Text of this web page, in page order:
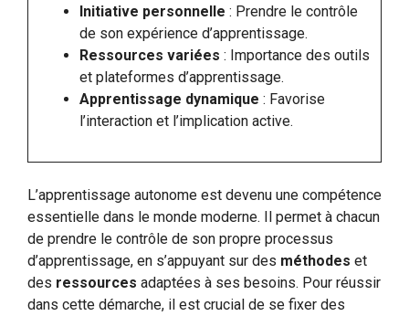
Initiative personnelle : Prendre le contrôle
de son expérience d’apprentissage.
Ressources variées : Importance des outils
et plateformes d’apprentissage.
Apprentissage dynamique : Favorise
l’interaction et l’implication active.
L’apprentissage autonome est devenu une compétence
essentielle dans le monde moderne. Il permet à chacun
de prendre le contrôle de son propre processus
d’apprentissage, en s’appuyant sur des méthodes et
des ressources adaptées à ses besoins. Pour réussir
dans cette démarche, il est crucial de se fixer des